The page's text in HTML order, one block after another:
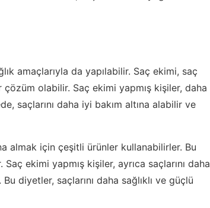
amaçlarıyla da yapılabilir. Saç ekimi, saç
olabilir. Saç ekimi yapmış kişiler, daha
saçlarını daha iyi bakım altına alabilir ve
almak için çeşitli ürünler kullanabilirler. Bu
ekimi yapmış kişiler, ayrıca saçlarını daha
diyetler, saçlarını daha sağlıklı ve güçlü